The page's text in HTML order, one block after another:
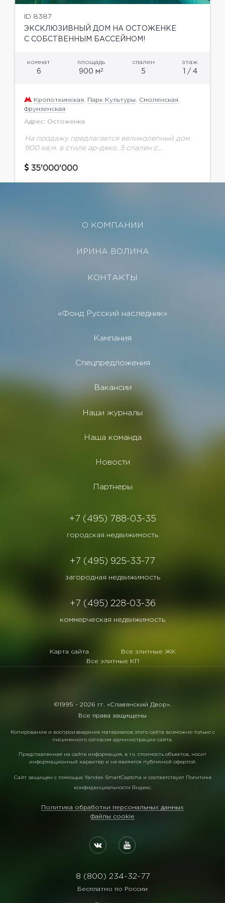
ID 8387
ЭКСКЛЮЗИВНЫЙ ДОМ НА ОСТОЖЕНКЕ
С СОБСТВЕННЫМ БАССЕЙНОМ!
комнат
6
площадь
900 м2
спален
5
этаж
1 / 4
Кропоткинская, Парк Культуры, Смоленская,
Фрунзенская
Адрес: Остоженка
На продажу предлагается великолепный дом
900 кв.м. в стиле ар-деко. 5 спален с
с камином, кабинет, эксплуатируемая
35'000'000
О КОМПАНИИ
ИРИНА ВОЛИНА
КОНТАКТЫ
«Фонд Русский наследник»
Кампания
Спецпредложения
Вакансии
Наши журналы
Наша команда
Новости
Партнеры
+7 (495) 788-03-35
городская недвижимость
+7 (495) 925-33-77
загородная недвижимость
+7 (495) 228-03-36
коммерческая недвижимость
Карта сайта
Все элитные ЖК
Все элитные КП
©1995 - 2026 гг. «Славянский Двор».
Все права защищены
Копирование и воспроизведение материалов этого сайта возможно только с
письменного согласия администрации сайта.
Представленная на сайте информация, в т.ч. стоимость объектов, носит
информационный характер и не является публичной офертой.
Сайт защищен с помощью Yandex SmartCaptcha и соответствует Политике
конфиденциальности Яндекс.
Политика обработки персональных данных
Файлы cookie
8 (800) 234-32-77
Бесплатно по России